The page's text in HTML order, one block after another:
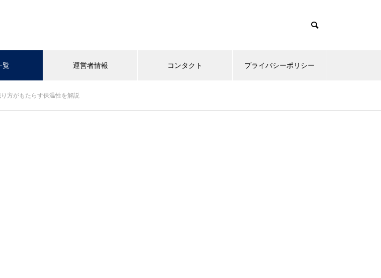
覧 運営者情報 コンタクト プライバシーポリシー
方がもたらす保温性を解説